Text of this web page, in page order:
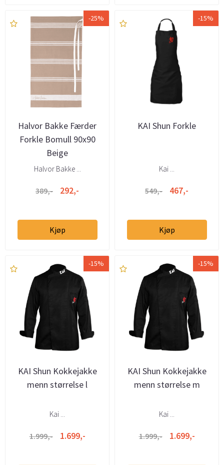
-25%
Halvor Bakke Færder
Forkle Bomull 90x90
Beige
Halvor Bakke ...
389,- 292,-
Kjøp
-15%
KAI Shun Forkle
Kai ...
549,- 467,-
Kjøp
-15%
KAI Shun Kokkejakke
menn størrelse l
Kai ...
1.999,- 1.699,-
-15%
KAI Shun Kokkejakke
menn størrelse m
Kai ...
1.999,- 1.699,-